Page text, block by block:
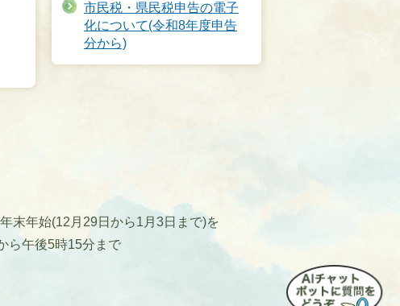
市民税・県民税申告の電子
化について(令和8年度申告
分から)
末年始(12月29日から1月3日まで)を
ら午後5時15分まで